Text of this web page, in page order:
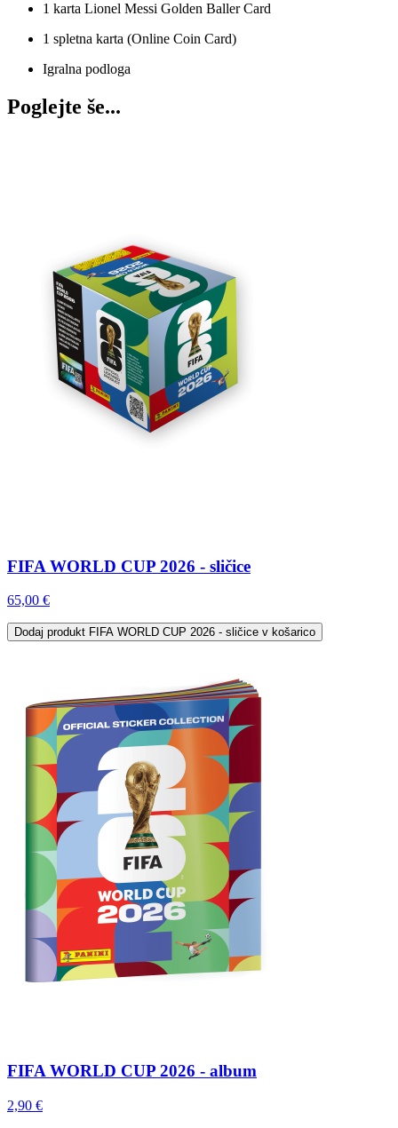
1 karta Lionel Messi Golden Baller Card
1 spletna karta (Online Coin Card)
Igralna podloga
Poglejte še...
FIFA WORLD CUP 2026 - sličice
65,00 €
Dodaj produkt FIFA WORLD CUP 2026 - sličice v košarico
FIFA WORLD CUP 2026 - album
2,90 €